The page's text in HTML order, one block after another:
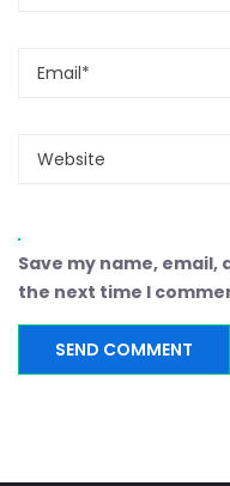
Save my name,
the next time I